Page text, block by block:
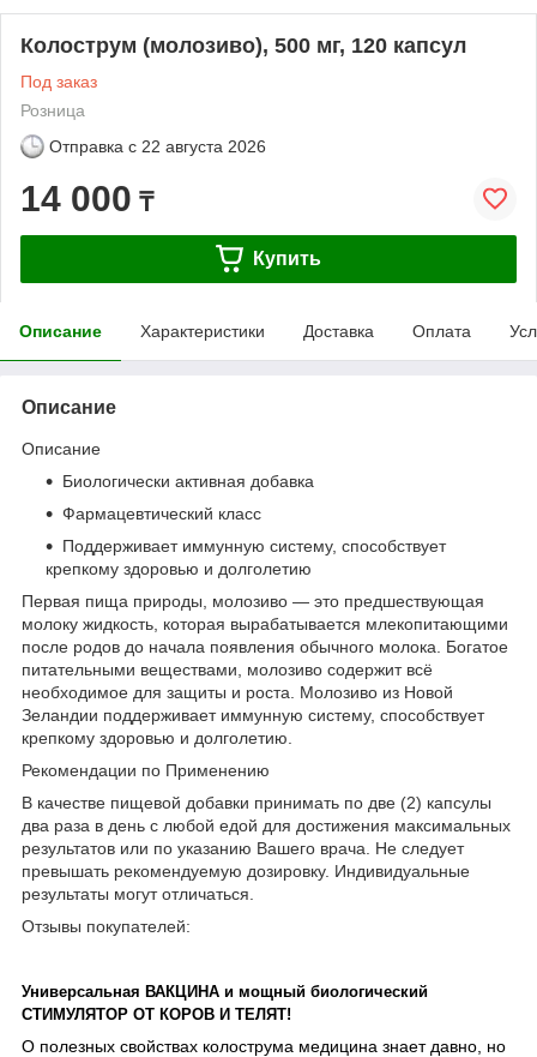
Колострум (молозиво), 500 мг, 120 капсул
Под заказ
Розница
Отправка с 22 августа 2026
14 000 ₸
Купить
Описание Характеристики Доставка Оплата
Описание
Описание
Биологически активная добавка
Фармацевтический класс
Поддерживает иммунную систему, способствует
крепкому здоровью и долголетию
Первая пища природы, молозиво — это предшествующая
молоку жидкость, которая вырабатывается млекопитающими
после родов до начала появления обычного молока. Богатое
питательными веществами, молозиво содержит всё
необходимое для защиты и роста. Молозиво из Новой
Зеландии поддерживает иммунную систему, способствует
крепкому здоровью и долголетию.
Рекомендации по Применению
В качестве пищевой добавки принимать по две (2) капсулы
два раза в день с любой едой для достижения максимальных
результатов или по указанию Вашего врача. Не следует
превышать рекомендуемую дозировку. Индивидуальные
результаты могут отличаться.
Отзывы покупателей:
Универсальная ВАКЦИНА и мощный биологический
СТИМУЛЯТОР ОТ КОРОВ И ТЕЛЯТ!
О полезных свойствах колострума медицина знает давно, но